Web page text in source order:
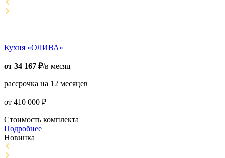
Кухня «ОЛИВА»
от 34 167 ₽/в месяц
рассрочка на 12 месяцев
от 410 000 ₽
Стоимость комплекта
Подробнее
Новинка